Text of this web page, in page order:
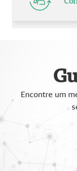
Encontre um